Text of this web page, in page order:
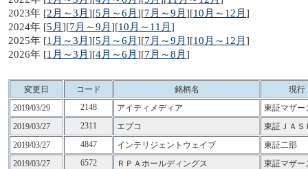
2023年 [2月～3月 ][5月～6月 ][7月～9月 ][10月～12月 ]
2024年 [5月 ][7月～9月 ][10月～11月 ]
2025年 [1月～3月 ][5月～6月 ][7月～9月 ][10月～12月 ]
2026年 [1月～3月 ][4月～6月 ][7月～8月 ]
変更日 コード 銘柄名
現行
2019/03/29
2148 アイティメディア
東証マザー
2019/03/27
2311 エプコ
東証ＪＡＳ
2019/03/27
4847 インテリジェントウェイブ
東証二部
2019/03/27
6572 ＲＰＡホールディングス
東証マザー